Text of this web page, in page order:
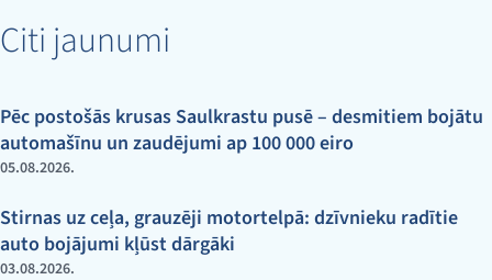
Citi jaunumi
Pēc postošās krusas Saulkrastu pusē – desmitiem bojātu
automašīnu un zaudējumi ap 100 000 eiro
05.08.2026.
Stirnas uz ceļa, grauzēji motortelpā: dzīvnieku radītie
auto bojājumi kļūst dārgāki
03.08.2026.